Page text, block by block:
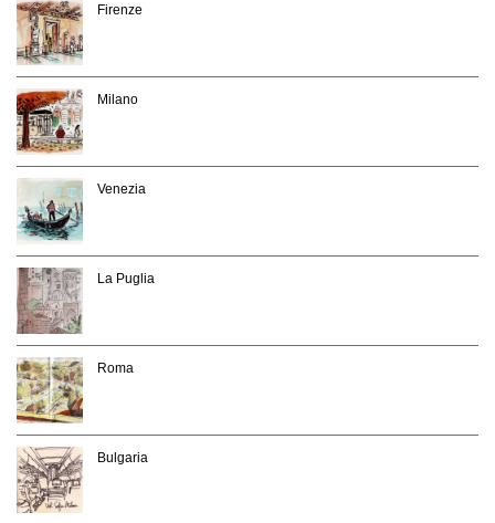
Firenze
Milano
Venezia
La Puglia
Roma
Bulgaria